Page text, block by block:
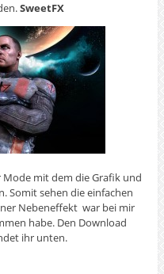
SweetFX
Mode mit dem die Grafik und
Somit sehen die einfachen
Nebeneffekt war bei mir
habe. Den Download
ihr unten.